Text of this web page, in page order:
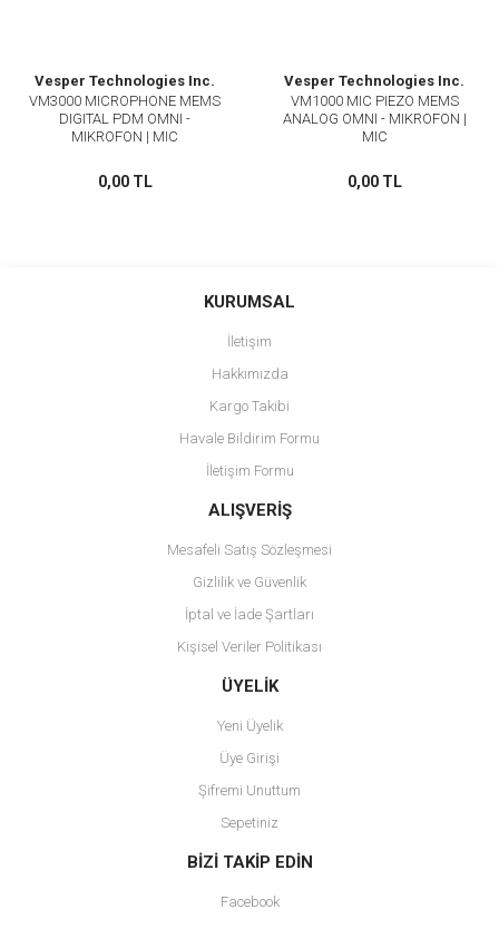
Vesper Technologies Inc.
VM3000 MICROPHONE MEMS
DIGITAL PDM OMNI -
MIKROFON | MIC
0,00 TL
Vesper Technologies Inc.
VM1000 MIC PIEZO MEMS
ANALOG OMNI - MIKROFON |
MIC
0,00 TL
KURUMSAL
İletişim
Hakkımızda
Kargo Takibi
Havale Bildirim Formu
İletişim Formu
ALIŞVERİŞ
Mesafeli Satış Sözleşmesi
Gizlilik ve Güvenlik
İptal ve İade Şartları
Kişisel Veriler Politikası
ÜYELİK
Yeni Üyelik
Üye Girişi
Şifremi Unuttum
Sepetiniz
BİZİ TAKİP EDİN
Facebook